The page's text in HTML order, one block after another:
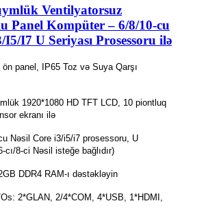
Ventilyatorsuz
Panel Kompüter – 6/8/10-cu
I5/I7 U Seriyası Prosessoru ilə
ön panel, IP65 Toz və Suya Qarşı
1920*1080 HD TFT LCD, 10 piontluq
ekranı ilə
Nəsil Core i3/i5/i7 prosessoru, U
cı/8-ci Nəsil isteğe bağlıdır)
DDR4 RAM-ı dəstəkləyin
2*GLAN, 2/4*COM, 4*USB, 1*HDMI,